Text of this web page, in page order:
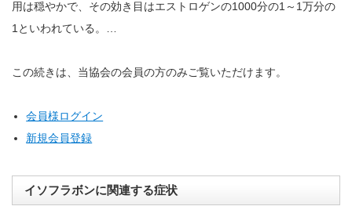
用は穏やかで、その効き目はエストロゲンの1000分の1～1万分の
1といわれている。…
この続きは、当協会の会員の方のみご覧いただけます。
会員様ログイン
新規会員登録
イソフラボンに関連する症状